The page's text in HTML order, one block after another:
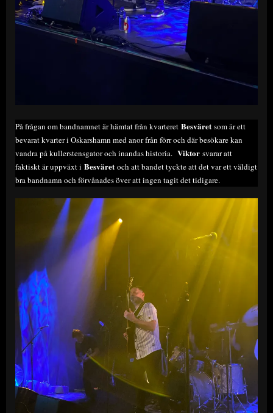
På frågan om bandnamnet är hämtat från kvarteret Besväret som är ett
bevarat kvarter i Oskarshamn med anor från förr och där besökare kan
vandra på kullerstensgator och inandas historia. Viktor svarar att
faktiskt är uppväxt i Besväret och att bandet tyckte att det var ett väldigt
bra bandnamn och förvånades över att ingen tagit det tidigare.